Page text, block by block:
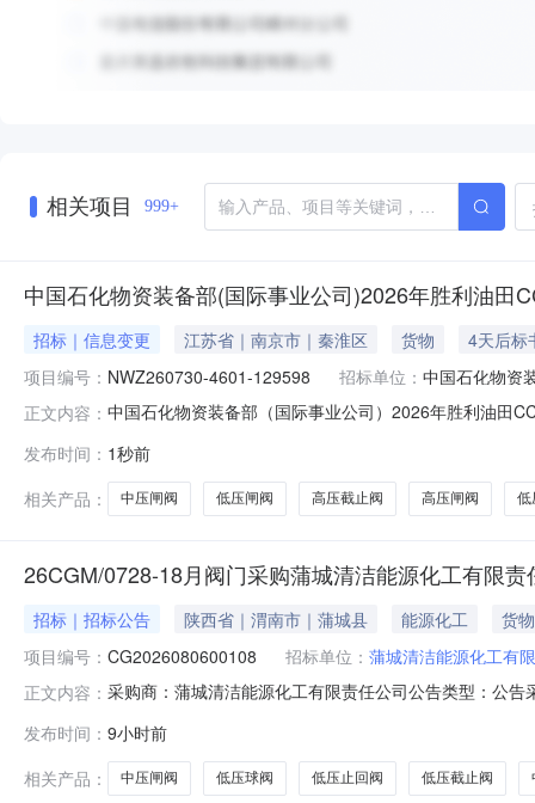
相关项目 999+
中国石化物资装备部(国际事业公司)2026年胜利油田
招标｜信息变更 江苏省｜南京市｜秦淮区 货物
4天后标
项目编号： NWZ260730-4601-129598 招标单位： 中国石化物资
正文内容： 中国石化物资装备部（国际事业公司）2026年胜利油田
购预案（包1：闸截止）高压闸阀（招标编号：
发布时间： 1秒前
相关产品：
中压闸阀 低压闸阀 高压截止阀 高压闸阀 低
26CGM/0728-18月阀门采购蒲城清洁能源化工有限责
招标｜招标公告 陕西省｜渭南市｜蒲城县 能源化工
货物
项目编号： CG2026080600108 招标单位： 蒲城清洁能源化工有
正文内容： 采购商：蒲城清洁能源化工有限责任公司公告类型：公
压止回阀H77H-10PDN300台5中压闸阀Z41H-63DN100
发布时间： 9小时前
相关产品：
中压闸阀 低压球阀 低压止回阀 低压截止阀